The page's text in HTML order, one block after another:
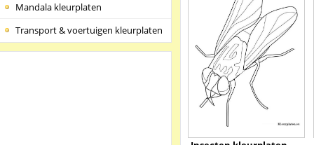
Mandala kleurplaten
Transport & voertuigen kleurplaten